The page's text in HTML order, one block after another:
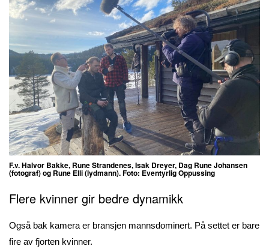
F.v. Halvor Bakke, Rune Strandenes, Isak Dreyer, Dag Rune Johansen
(fotograf) og Rune Elli (lydmann). Foto: Eventyrlig Oppussing
Flere kvinner gir bedre dynamikk
Også bak kamera er bransjen mannsdominert. På settet er bare
fire av fjorten kvinner.